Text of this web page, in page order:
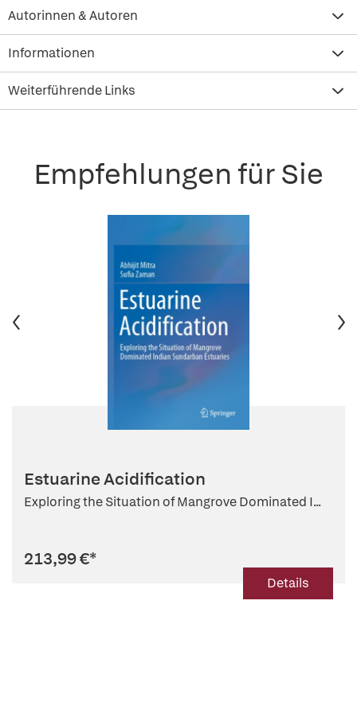
Autorinnen & Autoren
Informationen
Weiterführende Links
Empfehlungen für Sie
Estuarine Acidification
Exploring the Situation of Mangrove Dominated I...
213,99 €*
Details